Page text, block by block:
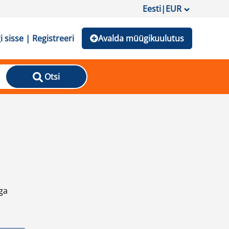
Eesti|EUR
sisse | Registreeri Avalda müügikuulutus
Otsi